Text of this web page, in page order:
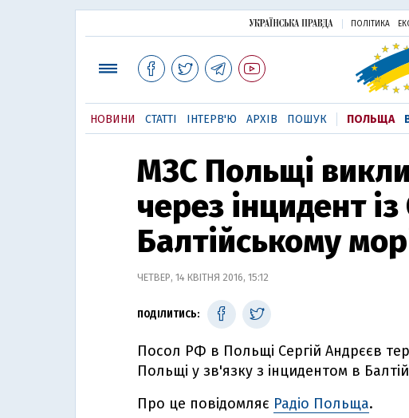
ПОЛІТИКА
НОВИНИ СТАТТІ ІНТЕРВ'Ю АРХІВ ПОШУК ПОЛЬЩА
МЗС Польщі
через інцидент
Балтійському
ЧЕТВЕР, 14 КВІТНЯ 2016, 15:12
ПОДІЛИТИСЬ:
Посол РФ в Польщі Сергій Андрєєв
Польщі у зв'язку з інцидентом в
Про це повідомляє Радіо Польща.